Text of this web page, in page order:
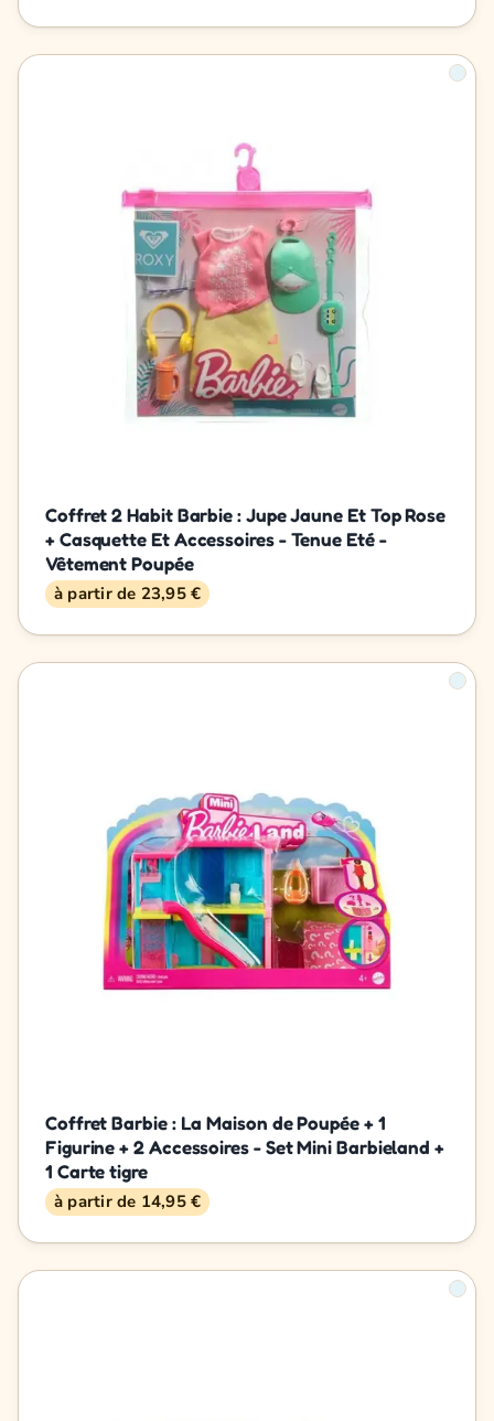
Coffret 2 Habit Barbie : Jupe Jaune Et Top Rose
+ Casquette Et Accessoires - Tenue Eté -
Vêtement Poupée
à partir de 23,95 €
Coffret Barbie : La Maison de Poupée + 1
Figurine + 2 Accessoires - Set Mini Barbieland +
1 Carte tigre
à partir de 14,95 €